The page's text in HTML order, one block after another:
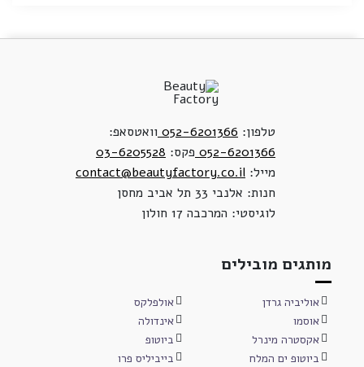
טלפון: 052-6201366 וואטסאפ:
052-6201366 פקס: 03-6205528
מייל: contact@beautyfactory.co.il
חנות: אלנבי 33 תל אביב מחסן
לוגיסטי: המרכבה 17 חולון
מותגים מובילים
אוליביה גרדן
אולפלקס
אוסמו
אינדולה
אקסטרה מינרל
ביוטופ
ביוטופ ים המלח
בייביליס פרו